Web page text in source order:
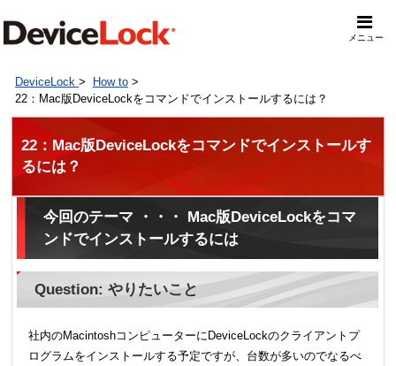
メニュー
DeviceLock > How to>
22：Mac版DeviceLockをコマンドでインストールするには？
22：Mac版DeviceLockをコマンドでインストールす
るには？
今回のテーマ ・・・ Mac版DeviceLockをコマ
ンドでインストールするには
Question: やりたいこと
社内のMacintoshコンピューターにDeviceLockのクライアントプ
ログラムをインストールする予定ですが、台数が多いのでなるべ